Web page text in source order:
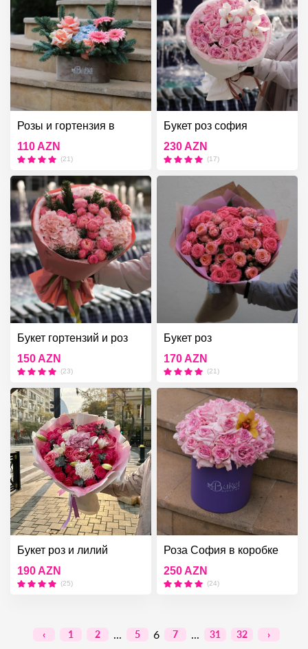
Розы и гортензия в
коробке
110 AZN
(21)
Букет роз софия
230 AZN
(17)
Букет гортензий и роз
150 AZN
(23)
Букет роз
170 AZN
(21)
Букет роз и лилий
190 AZN
(25)
Роза София в коробке
250 AZN
(24)
‹ 1 2 ... 5 6 7 ... 31 32 ›